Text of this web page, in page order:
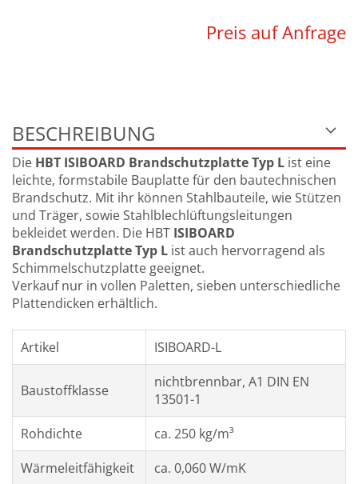
Preis auf Anfrage
BESCHREIBUNG
Die HBT ISIBOARD Brandschutzplatte Typ L ist eine
leichte, formstabile Bauplatte für den bautechnischen
Brandschutz. Mit ihr können Stahlbauteile, wie Stützen
und Träger, sowie Stahlblechlüftungsleitungen
bekleidet werden. Die HBT ISIBOARD
Brandschutzplatte Typ L ist auch hervorragend als
Schimmelschutzplatte geeignet.
Verkauf nur in vollen Paletten, sieben unterschiedliche
Plattendicken erhältlich.
Artikel ISIBOARD-L
Baustoffklasse
nichtbrennbar, A1 DIN EN
13501-1
Rohdichte
ca. 250 kg/m³
Wärmeleitfähigkeit
ca. 0,060 W/mK